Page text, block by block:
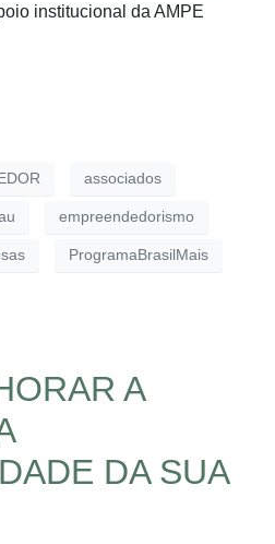
institucional da AMPE
associados
empreendedorismo
ProgramaBrasilMais
A
DA SUA